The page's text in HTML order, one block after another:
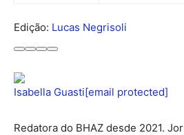
Edição: Lucas Negrisoli
no
Facebook
WhatsApp
e-
Isabella Guasti[email protected]
Redatora do BHAZ desde 2021.